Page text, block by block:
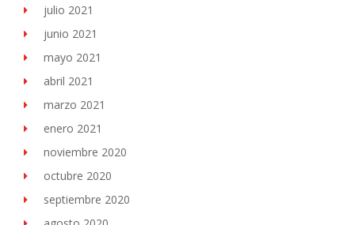
julio 2021
junio 2021
mayo 2021
abril 2021
marzo 2021
enero 2021
noviembre 2020
octubre 2020
septiembre 2020